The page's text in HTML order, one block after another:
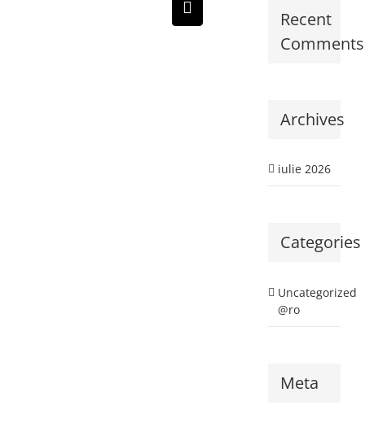
E-
mail:
Recent
Comments
Archives
iulie 2026
Categories
Uncategorized
@ro
Meta